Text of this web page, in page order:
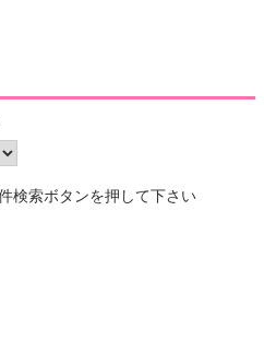
検索ボタンを押して下さい